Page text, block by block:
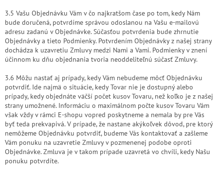
3.5 Vašu Objednávku Vám v čo najkratšom čase po tom, kedy Nám
bude doručená, potvrdíme správou odoslanou na Vašu e-mailovú
adresu zadanú v Objednávke. Súčasťou potvrdenia bude zhrnutie
Objednávky a tieto Podmienky. Potvrdením Objednávky z našej strany
dochádza k uzavretiu Zmluvy medzi Nami a Vami. Podmienky v znení
účinnom ku dňu objednania tvoria neoddeliteľnú súčasť Zmluvy.
3.6 Môžu nastať aj prípady, kedy Vám nebudeme môcť Objednávku
potvrdiť. Ide najmä o situácie, kedy Tovar nie je dostupný alebo
prípady, kedy objednáte väčší počet kusov Tovaru, než koľko je z našej
strany umožnené. Informáciu o maximálnom počte kusov Tovaru Vám
však vždy v rámci E-shopu vopred poskytneme a nemala by pre Vás
byť teda prekvapivá. V prípade, že nastane akýkoľvek dôvod, pre ktorý
nemôžeme Objednávku potvrdiť, budeme Vás kontaktovať a zašleme
Vám ponuku na uzavretie Zmluvy v pozmenenej podobe oproti
Objednávke. Zmluva je v takom prípade uzavretá vo chvíli, kedy Našu
ponuku potvrdíte.